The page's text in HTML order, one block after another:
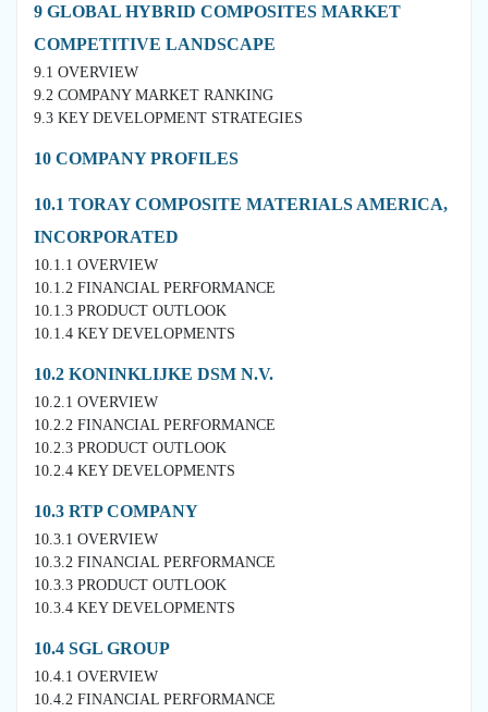
9 GLOBAL HYBRID COMPOSITES MARKET
COMPETITIVE LANDSCAPE
9.1 OVERVIEW
9.2 COMPANY MARKET RANKING
9.3 KEY DEVELOPMENT STRATEGIES
10 COMPANY PROFILES
10.1 TORAY COMPOSITE MATERIALS AMERICA,
INCORPORATED
10.1.1 OVERVIEW
10.1.2 FINANCIAL PERFORMANCE
10.1.3 PRODUCT OUTLOOK
10.1.4 KEY DEVELOPMENTS
10.2 KONINKLIJKE DSM N.V.
10.2.1 OVERVIEW
10.2.2 FINANCIAL PERFORMANCE
10.2.3 PRODUCT OUTLOOK
10.2.4 KEY DEVELOPMENTS
10.3 RTP COMPANY
10.3.1 OVERVIEW
10.3.2 FINANCIAL PERFORMANCE
10.3.3 PRODUCT OUTLOOK
10.3.4 KEY DEVELOPMENTS
10.4 SGL GROUP
10.4.1 OVERVIEW
10.4.2 FINANCIAL PERFORMANCE